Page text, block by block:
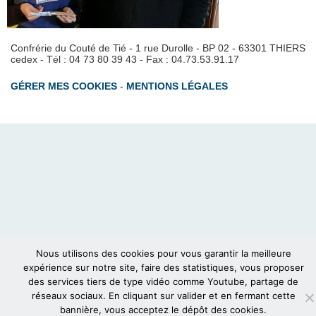
Confrérie du Couté de Tié - 1 rue Durolle - BP 02 - 63301 THIERS
cedex - Tél : 04 73 80 39 43 - Fax : 04.73.53.91.17
GÉRER MES COOKIES - MENTIONS LÉGALES
Nous utilisons des cookies pour vous garantir la meilleure
expérience sur notre site, faire des statistiques, vous proposer
des services tiers de type vidéo comme Youtube, partage de
réseaux sociaux. En cliquant sur valider et en fermant cette
bannière, vous acceptez le dépôt des cookies.